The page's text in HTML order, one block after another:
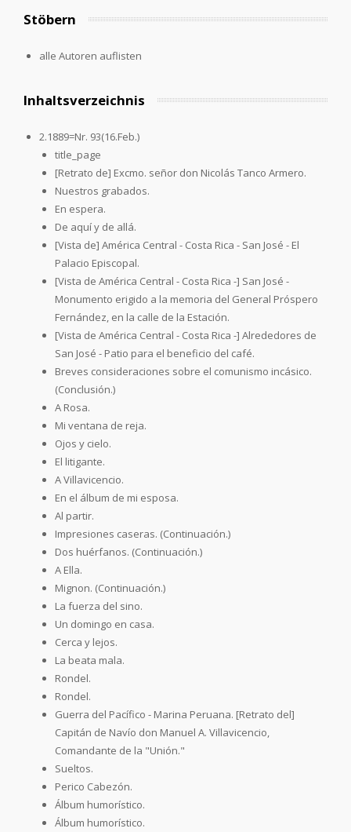
Stöbern
alle Autoren auflisten
Inhaltsverzeichnis
2.1889=Nr. 93(16.Feb.)
title_page
[Retrato de] Excmo. señor don Nicolás Tanco Armero.
Nuestros grabados.
En espera.
De aquí y de allá.
[Vista de] América Central - Costa Rica - San José - El
Palacio Episcopal.
[Vista de América Central - Costa Rica -] San José -
Monumento erigido a la memoria del General Próspero
Fernández, en la calle de la Estación.
[Vista de América Central - Costa Rica -] Alrededores de
San José - Patio para el beneficio del café.
Breves consideraciones sobre el comunismo incásico.
(Conclusión.)
A Rosa.
Mi ventana de reja.
Ojos y cielo.
El litigante.
A Villavicencio.
En el álbum de mi esposa.
Al partir.
Impresiones caseras. (Continuación.)
Dos huérfanos. (Continuación.)
A Ella.
Mignon. (Continuación.)
La fuerza del sino.
Un domingo en casa.
Cerca y lejos.
La beata mala.
Rondel.
Rondel.
Guerra del Pacífico - Marina Peruana. [Retrato del]
Capitán de Navío don Manuel A. Villavicencio,
Comandante de la "Unión."
Sueltos.
Perico Cabezón.
Álbum humorístico.
Álbum humorístico.